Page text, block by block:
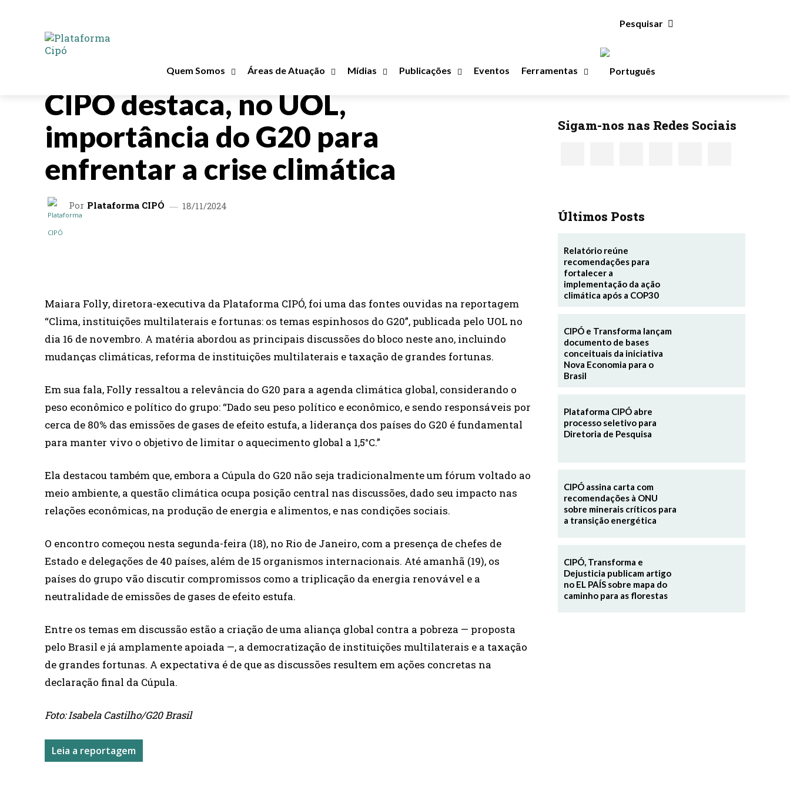
Pesquisar
Quem Somos Áreas de Atuação Mídias Publicações Eventos Ferramentas
CIPÓ destaca, no UOL,
importância do G20 para
enfrentar a crise climática
Por Plataforma CIPÓ 18/11/2024
Maiara Folly, diretora-executiva da Plataforma CIPÓ, foi uma das fontes ouvidas na reportagem
“Clima, instituições multilaterais e fortunas: os temas espinhosos do G20”, publicada pelo UOL no
dia 16 de novembro. A matéria abordou as principais discussões do bloco neste ano, incluindo
mudanças climáticas, reforma de instituições multilaterais e taxação de grandes fortunas.
Em sua fala, Folly ressaltou a relevância do G20 para a agenda climática global, considerando o
peso econômico e político do grupo: “Dado seu peso político e econômico, e sendo responsáveis por
cerca de 80% das emissões de gases de efeito estufa, a liderança dos países do G20 é fundamental
para manter vivo o objetivo de limitar o aquecimento global a 1,5°C.”
Ela destacou também que, embora a Cúpula do G20 não seja tradicionalmente um fórum voltado ao
meio ambiente, a questão climática ocupa posição central nas discussões, dado seu impacto nas
relações econômicas, na produção de energia e alimentos, e nas condições sociais.
O encontro começou nesta segunda-feira (18), no Rio de Janeiro, com a presença de chefes de
Estado e delegações de 40 países, além de 15 organismos internacionais. Até amanhã (19), os
países do grupo vão discutir compromissos como a triplicação da energia renovável e a
neutralidade de emissões de gases de efeito estufa.
Entre os temas em discussão estão a criação de uma aliança global contra a pobreza — proposta
pelo Brasil e já amplamente apoiada —, a democratização de instituições multilaterais e a taxação
de grandes fortunas. A expectativa é de que as discussões resultem em ações concretas na
declaração final da Cúpula.
Foto: Isabela Castilho/G20 Brasil
Leia a reportagem
Sigam-nos nas Redes Sociais
Últimos Posts
Relatório reúne
recomendações para
fortalecer a
implementação da ação
climática após a COP30
CIPÓ e Transforma lançam
documento de bases
conceituais da iniciativa
Nova Economia para o
Brasil
Plataforma CIPÓ abre
processo seletivo para
Diretoria de Pesquisa
CIPÓ assina carta com
recomendações à ONU
sobre minerais críticos para
a transição energética
CIPÓ, Transforma e
Dejusticia publicam artigo
no EL PAÍS sobre mapa do
caminho para as florestas